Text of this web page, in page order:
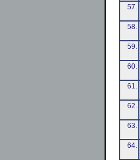
57.
58.
59.
60.
61.
62.
63.
64.